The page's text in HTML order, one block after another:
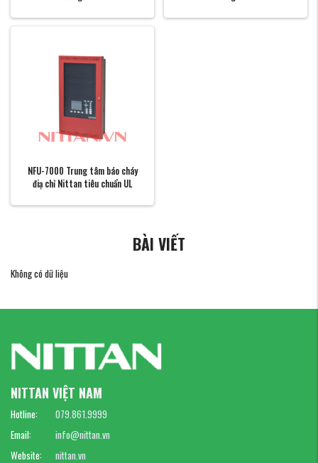
NFU-7000 Trung tâm báo cháy
điạ chỉ Nittan tiêu chuẩn UL
BÀI VIẾT
Không có dữ liệu
NITTAN VIỆT NAM
Hotline:
079.861.9999
Email:
info@nittan.vn
Website:
nittan.vn